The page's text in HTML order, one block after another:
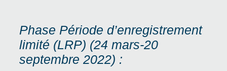
Phase Période d’enregistrement
limité (LRP) (24 mars-20
septembre 2022) :